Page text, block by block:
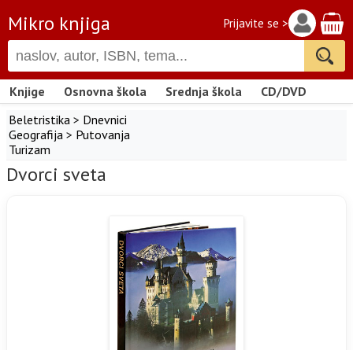
Mikro knjiga Prijavite se >
Knjige Osnovna škola Srednja škola
CD/DVD
Beletristika > Dnevnici
Geografija > Putovanja
Turizam
Dvorci sveta